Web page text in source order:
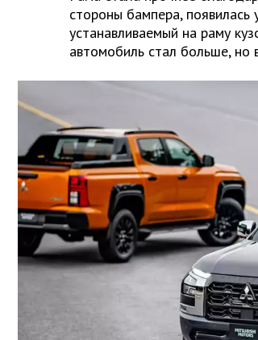
стороны бампера, появилась
устанавливаемый на раму
автомобиль стал больше, но